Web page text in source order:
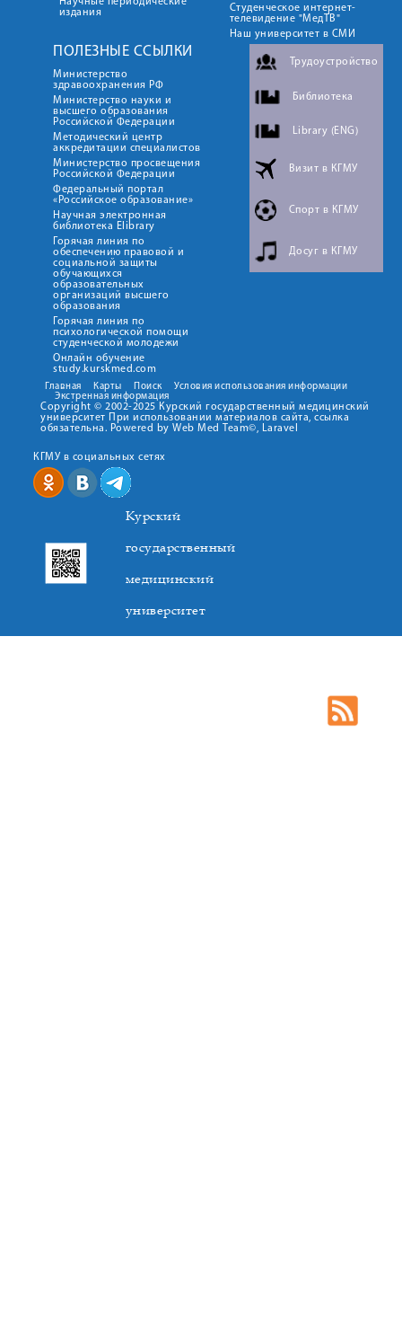
издания
Студенческое интернет-
телевидение "МедТВ"
Наш университет в СМИ
ПОЛЕЗНЫЕ ССЫЛКИ
Министерство
здравоохранения РФ
Министерство науки и
высшего образования
Российской Федерации
Методический центр
аккредитации специалистов
Министерство просвещения
Российской Федерации
Федеральный портал
«Российское образование»
Научная электронная
библиотека Elibrary
Горячая линия по
обеспечению правовой и
социальной защиты
обучающихся
образовательных
организаций высшего
образования
Горячая линия по
психологической помощи
студенческой молодежи
Онлайн обучение
study.kurskmed.com
Трудоустройство
Библиотека
Library (ENG)
Визит в КГМУ
Спорт в КГМУ
Досуг в КГМУ
Главная Карты Поиск
Условия использования информации
Экстренная информация
Copyright © 2002-2025 Курский государственный медицинский
университет При использовании материалов сайта, ссылка
обязательна. Powered by Web Med Team©, Laravel
КГМУ в социальных сетях
Курский
государственный
медицинский
университет